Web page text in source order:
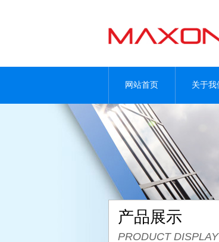
网站首页 关于我
产品展示
PRODUCT DISPLAY